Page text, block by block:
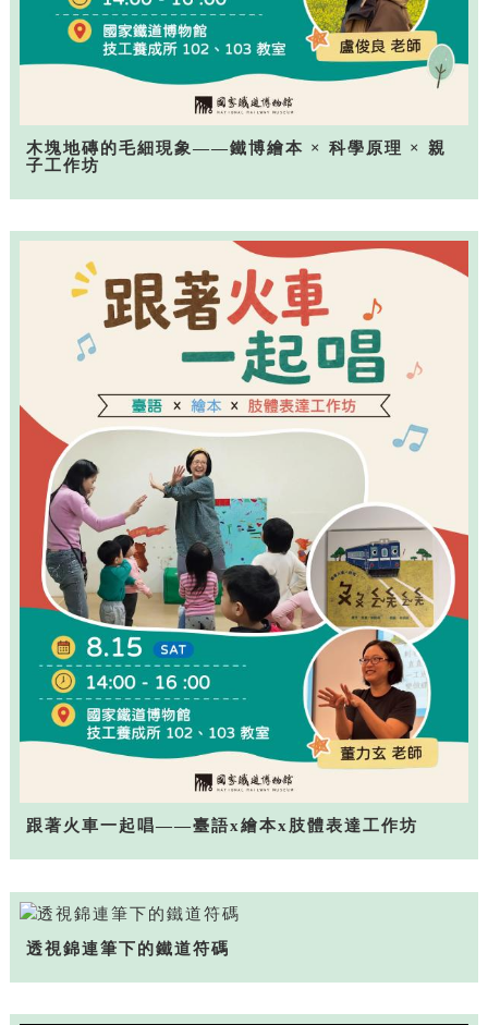
木塊地磚的毛細現象——鐵博繪本 × 科學原理 × 親
子工作坊
跟著火車一起唱——臺語x繪本x肢體表達工作坊
透視錦連筆下的鐵道符碼